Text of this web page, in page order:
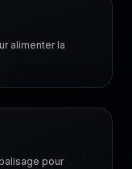
alimenter la
pour